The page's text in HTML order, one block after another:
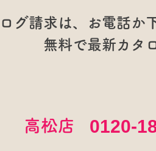
グ請求は、お電話か
無料で最新カタ
​高松店 0120-